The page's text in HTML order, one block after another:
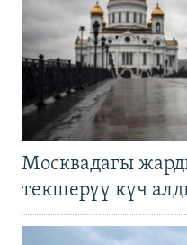
Москвадагы
текшерүү күч